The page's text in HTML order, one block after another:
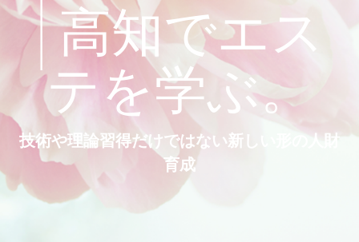
| 高知でエス
テを学ぶ。
技術や理論習得だけではない新しい形の人財
育成